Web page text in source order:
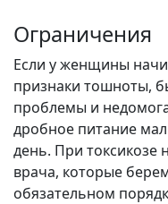
Ограничения
Если у женщины
признаки тошноты,
проблемы и
дробное питание
день. При
врача, которые
обязательном